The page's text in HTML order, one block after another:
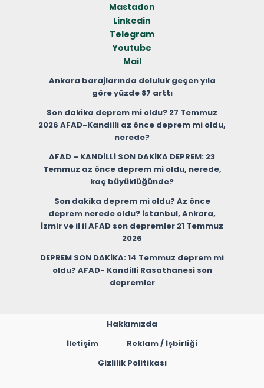
Mastadon
Linkedin
Telegram
Youtube
Mail
Ankara barajlarında doluluk geçen yıla
göre yüzde 87 arttı
Son dakika deprem mi oldu? 27 Temmuz
2026 AFAD-Kandilli az önce deprem mi oldu,
nerede?
AFAD – KANDİLLİ SON DAKİKA DEPREM: 23
Temmuz az önce deprem mi oldu, nerede,
kaç büyüklüğünde?
Son dakika deprem mi oldu? Az önce
deprem nerede oldu? İstanbul, Ankara,
İzmir ve il il AFAD son depremler 21 Temmuz
2026
DEPREM SON DAKİKA: 14 Temmuz deprem mi
oldu? AFAD- Kandilli Rasathanesi son
depremler
Hakkımızda
İletişim
Reklam / İşbirliği
Gizlilik Politikası